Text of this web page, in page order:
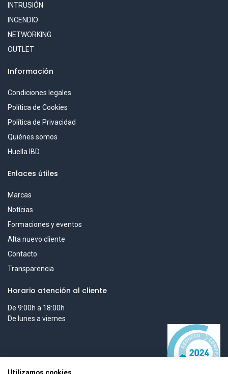
INTRUSIÓN
INCENDIO
NETWORKING
OUTLET
Información
Condiciones legales
Política de Cookies
Política de Privacidad
Quiénes somos
Huella IBD
Enlaces útiles
Marcas
Notícias
Formaciones y eventos
Alta nuevo cliente
Contacto
Transparencia
Horario atención al cliente
De 9:00h a 18:00h
De lunes a viernes